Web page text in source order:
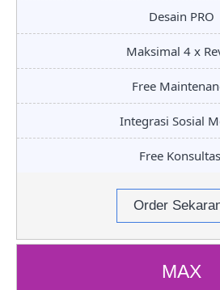
Desain PRO
Maksimal 4 x
Free
Integrasi Sosial
Free
Order
MAX